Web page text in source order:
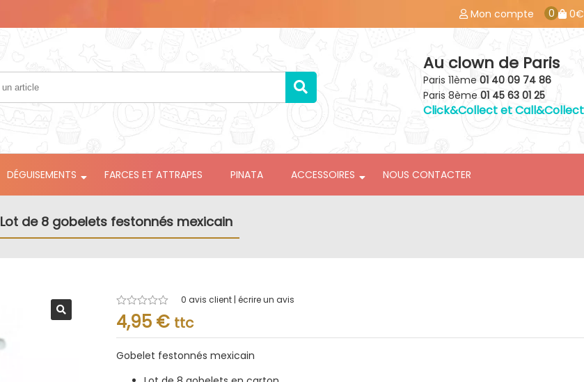
Mon compte 0 0€
Au clown de Paris
Paris 11ème 01 40 09 74 86
Paris 8ème 01 45 63 01 25
Click&Collect et Call&Collect
DÉGUISEMENTS FARCES ET ATTRAPES PINATA ACCESSOIRES NOUS CONTACTER
Lot de 8 gobelets festonnés mexicain
Note
0.001
0 avis client | écrire un avis
4,95 € ttc
Gobelet festonnés mexicain